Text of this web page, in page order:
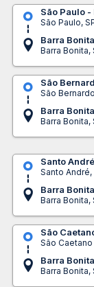
São Paulo -
São Paulo,
Barra Bonita
Barra Bonita,
São
São
Barra Bonita
Barra Bonita,
Santo
Santo André,
Barra Bonita
Barra Bonita,
São
São
Barra Bonita
Barra Bonita,